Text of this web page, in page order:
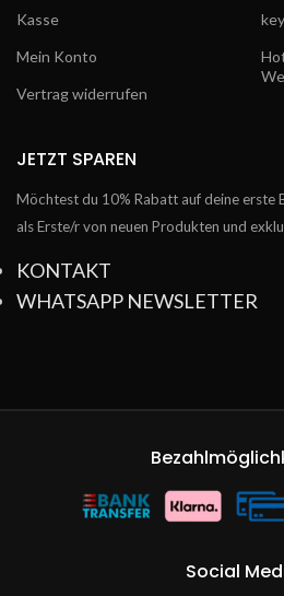
Kasse
Mein Konto
Vertrag widerrufen
JETZT SPAREN
Möchtest du 10% Rabatt auf deine erste
als Erste/r von neuen Produkten und
KONTAKT
WHATSAPP NEWSLETTER
Social